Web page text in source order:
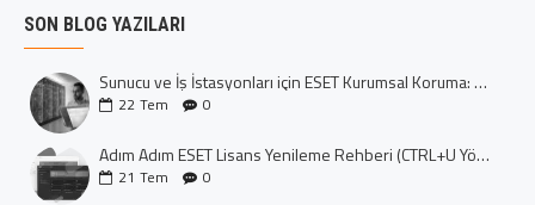
SON BLOG YAZILARI
Sunucu ve İş İstasyonları için ESET Kurumsal Koruma: Dijital Kalenizi İnşa Edin
22 Tem 0
Adım Adım ESET Lisans Yenileme Rehberi (CTRL+U Yöntemi)
21 Tem 0